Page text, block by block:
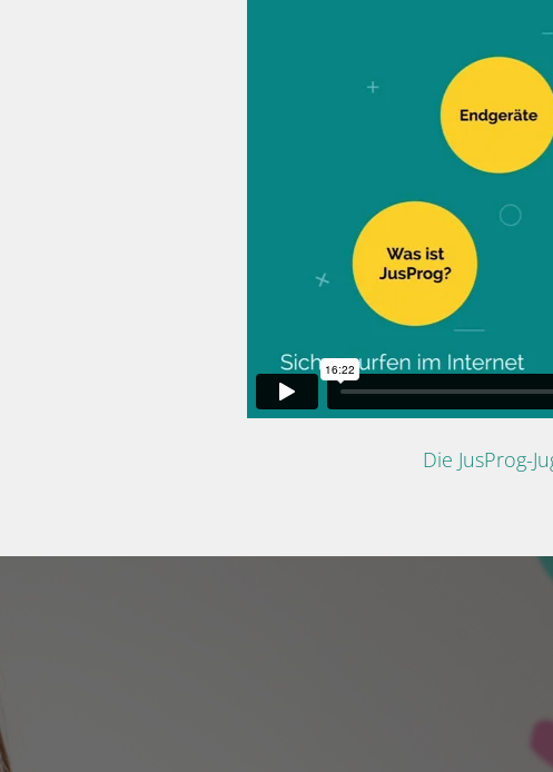
Die JusProg-